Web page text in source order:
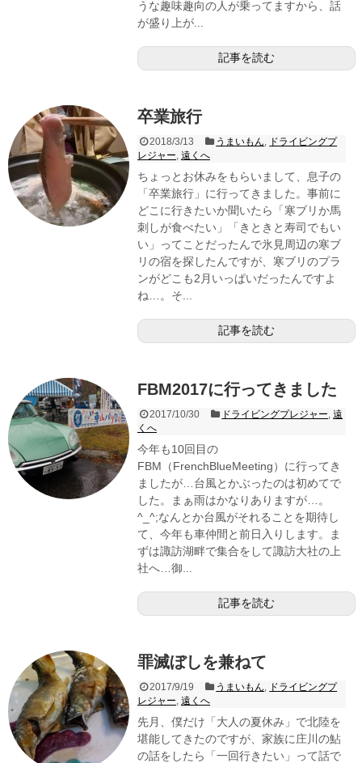
うな趣味趣向の人が乗ってますから、話
が盛り上が...
記事を読む
卒業旅行
2018/3/13 うまいもん, ドライビングプ
レジャー, 遠くへ
ちょっとお休みをもらいまして、息子の
「卒業旅行」に行ってきました。事前に
どこに行きたいか聞いたら「寒ブリか馬
刺しが食べたい」「きときと寿司でもい
い」ってことだったんで氷見周辺の寒ブ
リの宿を探したんですが、寒ブリのプラ
ンがどこも2月いっぱいだったんですよ
ね…。そ...
記事を読む
FBM2017に行ってきました
2017/10/30 ドライビングプレジャー,遠
くへ
今年も10回目の
FBM（FrenchBlueMeeting）に行ってき
ましたが…台風とかぶったのは初めてで
した。まぁ雨はかなりありますが…。
^_^;なんとか台風がそれることを期待し
て、今年も車仲間と前日入りします。ま
ずは諏訪湖畔で集合をして諏訪大社の上
社へ…御...
記事を読む
罪滅ぼしを兼ねて
2017/9/19 うまいもん, ドライビングプ
レジャー, 遠くへ
先月、僕だけ「大人の夏休み」で北陸を
堪能してきたのですが、家族に庄川の鮎
の話をしたら「一回行きたい」って話で